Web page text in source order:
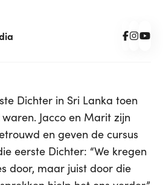
Dichter in Sri Lanka toen
Jacco en Marit zijn
en geven de cursus
eerste Dichter: “We kregen
door, maar juist door die